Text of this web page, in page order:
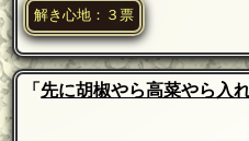
解き心地：３票
「先に胡椒やら高菜やら入